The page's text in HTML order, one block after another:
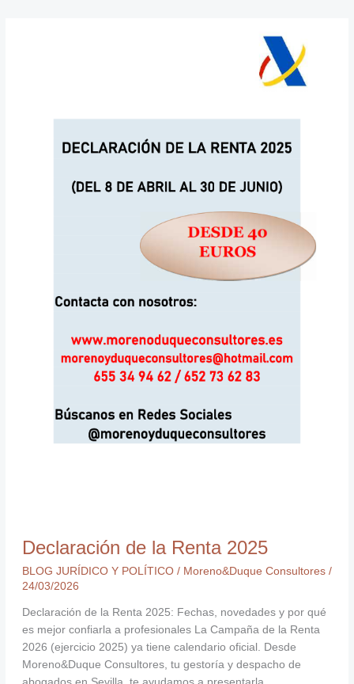
Declaración de la Renta 2025
BLOG JURÍDICO Y POLÍTICO/ Moreno&Duque Consultores /
24/03/2026
Declaración de la Renta 2025: Fechas, novedades y por qué
es mejor confiarla a profesionales La Campaña de la Renta
2026 (ejercicio 2025) ya tiene calendario oficial. Desde
Moreno&Duque Consultores, tu gestoría y despacho de